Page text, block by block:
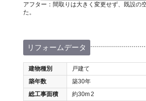
アフター：間取りは大きく変更せず、既設の
た。
リフォームデータ
建物種別
戸建て
築年数
築30年
総工事面積
約30m2